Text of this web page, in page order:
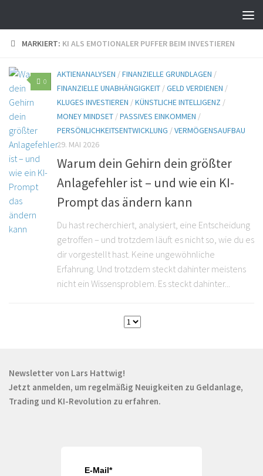
MARKIERT: KI ALS EMOTIONALER PUFFER BEIM INVESTIEREN
0
AKTIENANALYSEN /FINANZIELLE GRUNDLAGEN /
FINANZIELLE UNABHÄNGIGKEIT /GELD VERDIENEN /
KLUGES INVESTIEREN /KÜNSTLICHE INTELLIGENZ /
MONEY MINDSET /PASSIVES EINKOMMEN /
PERSÖNLICHKEITSENTWICKLUNG /VERMÖGENSAUFBAU
29. MAI 2026
Warum dein Gehirn dein größter
Anlagefehler ist – und wie ein KI-
Prompt das ändern kann
Du hast recherchiert, analysiert, eine Entscheidung
getroffen – und trotzdem läuft es nicht so, wie du es
dir vorgestellt hast. Keine ungewöhnliche
Erfahrung. Und trotzdem steckt dahinter meistens
nicht ein Wissensproblem. Es steckt dahinter...
Newsletter von Lars Hattwig!
Jetzt anmelden, um regelmäßig Neuigkeiten zu Geldanlage,
Trading und KI-Revolution zu erfahren.
E-Mail*